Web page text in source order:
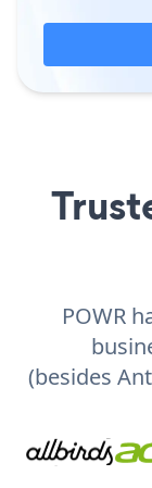
POWR
(besides